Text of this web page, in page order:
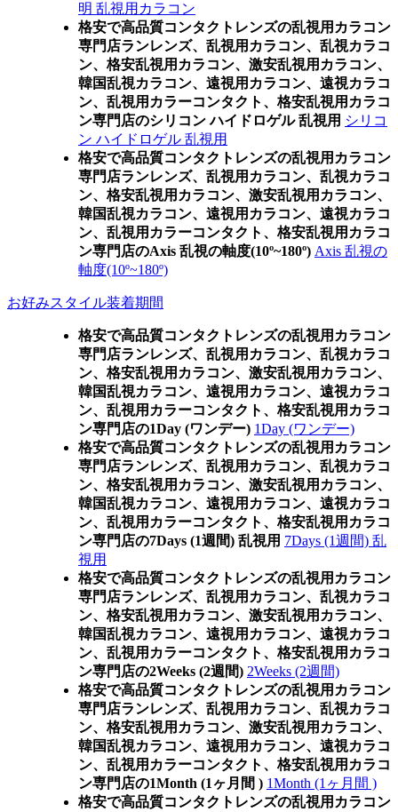
明 乱視用カラコン
格安で高品質コンタクトレンズの乱視用カラコン
専門店ランレンズ、乱視用カラコン、乱視カラコ
ン、格安乱視用カラコン、激安乱視用カラコン、
韓国乱視カラコン、遠視用カラコン、遠視カラコ
ン、乱視用カラーコンタクト、格安乱視用カラコ
ン専門店のシリコン ハイドロゲル 乱視用 シリコ
ン ハイドロゲル 乱視用
格安で高品質コンタクトレンズの乱視用カラコン
専門店ランレンズ、乱視用カラコン、乱視カラコ
ン、格安乱視用カラコン、激安乱視用カラコン、
韓国乱視カラコン、遠視用カラコン、遠視カラコ
ン、乱視用カラーコンタクト、格安乱視用カラコ
ン専門店のAxis 乱視の軸度(10º~180º) Axis 乱視の
軸度(10º~180º)
お好みスタイル装着期間
格安で高品質コンタクトレンズの乱視用カラコン
専門店ランレンズ、乱視用カラコン、乱視カラコ
ン、格安乱視用カラコン、激安乱視用カラコン、
韓国乱視カラコン、遠視用カラコン、遠視カラコ
ン、乱視用カラーコンタクト、格安乱視用カラコ
ン専門店の1Day (ワンデー) 1Day (ワンデー)
格安で高品質コンタクトレンズの乱視用カラコン
専門店ランレンズ、乱視用カラコン、乱視カラコ
ン、格安乱視用カラコン、激安乱視用カラコン、
韓国乱視カラコン、遠視用カラコン、遠視カラコ
ン、乱視用カラーコンタクト、格安乱視用カラコ
ン専門店の7Days (1週間) 乱視用 7Days (1週間) 乱
視用
格安で高品質コンタクトレンズの乱視用カラコン
専門店ランレンズ、乱視用カラコン、乱視カラコ
ン、格安乱視用カラコン、激安乱視用カラコン、
韓国乱視カラコン、遠視用カラコン、遠視カラコ
ン、乱視用カラーコンタクト、格安乱視用カラコ
ン専門店の2Weeks (2週間) 2Weeks (2週間)
格安で高品質コンタクトレンズの乱視用カラコン
専門店ランレンズ、乱視用カラコン、乱視カラコ
ン、格安乱視用カラコン、激安乱視用カラコン、
韓国乱視カラコン、遠視用カラコン、遠視カラコ
ン、乱視用カラーコンタクト、格安乱視用カラコ
ン専門店の1Month (1ヶ月間 ) 1Month (1ヶ月間 )
格安で高品質コンタクトレンズの乱視用カラコン